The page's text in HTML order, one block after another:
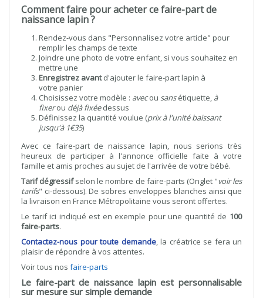
Comment faire pour acheter ce faire-part de
naissance lapin ?
Rendez-vous dans "Personnalisez votre article" pour
remplir les champs de texte
Joindre une photo de votre enfant, si vous souhaitez en
mettre une
Enregistrez avantd'ajouter le faire-part lapin à
votre panier
Choisissez votre modèle : avecou sansétiquette, à
fixerou déjà fixéedessus
Définissez la quantité voulue (prix à l'unité baissant
jusqu'à 1€35)
Avec ce faire-part de naissance lapin, nous serions très
heureux de participer à l'annonce officielle faite à votre
famille et amis proches au sujet de l'arrivée de votre bébé.
Tarif dégressifselon le nombre de faire-parts (Onglet "voir les
tarifs" ci-dessous). De sobres enveloppes blanches ainsi que
la livraison en France Métropolitaine vous seront offertes.
Le tarif ici indiqué est en exemple pour une quantité de 100
faire-parts.
Contactez-nous pour toute demande, la créatrice se fera un
plaisir de répondre à vos attentes.
Voir tous nos faire-parts
Le faire-part de naissance lapin est personnalisable
sur mesure sur simple demande